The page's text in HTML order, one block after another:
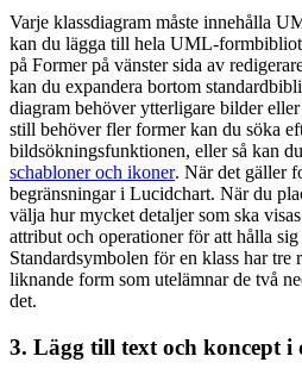
Varje klassdiagram måste innehålla
kan du lägga till hela UML-
på Former på vänster sida av
kan du expandera bortom
diagram behöver ytterligare bilder
still behöver fler former kan du söka
bildsökningsfunktionen, eller så kan du
schabloner och ikoner. När det gäller
begränsningar i Lucidchart. När du
välja hur mycket detaljer som ska
attribut och operationer för att hålla
Standardsymbolen för en klass har tre
liknande form som utelämnar de två
det.
3. Lägg till text och koncept i